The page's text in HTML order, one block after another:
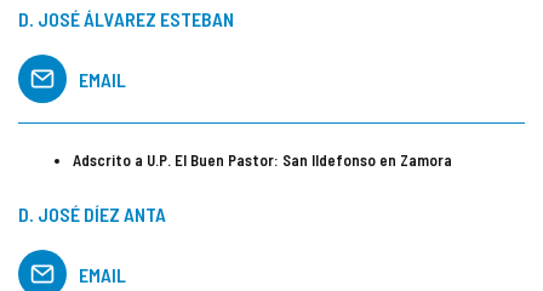
D. JOSÉ ÁLVAREZ ESTEBAN
EMAIL
Adscrito a U.P. El Buen Pastor: San Ildefonso en Zamora
D. JOSÉ DÍEZ ANTA
EMAIL